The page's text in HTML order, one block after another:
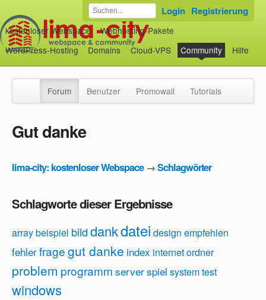
kostenloser Webspace
Webhosting-Pakete
WordPress-Hosting
Domains Cloud-VPS Community Hilfe
Login Registrierung
Forum Benutzer Promowall Tutorials
Gut danke
lima-city: kostenloser Webspace→Schlagwörter
Schlagworte dieser Ergebnisse
arraybeispiel bilddankdatei design empfehlen
fehlerfragegut danke index internetordner
problem programm serverspiel systemtest
windows